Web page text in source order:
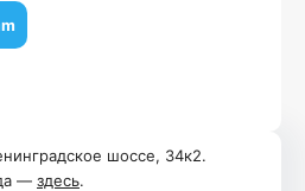
шоссе, 34к2.
— здесь.